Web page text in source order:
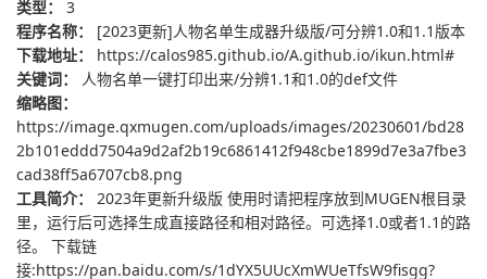
类型： 3
程序名称： [2023更新]人物名单生成器升级版/可分辨1.0和1.1版本
下载地址： https://calos985.github.io/A.github.io/ikun.html#
关键词： 人物名单一键打印出来/分辨1.1和1.0的def文件
缩略图：
https://image.qxmugen.com/uploads/images/20230601/bd28
2b101eddd7504a9d2af2b19c6861412f948cbe1899d7e3a7fbe3
cad38ff5a6707cb8.png
工具简介： 2023年更新升级版 使用时请把程序放到MUGEN根目录
里，运行后可选择生成直接路径和相对路径。可选择1.0或者1.1的路
径。 下载链
接:https://pan.baidu.com/s/1dYX5UUcXmWUeTfsW9fisgg?